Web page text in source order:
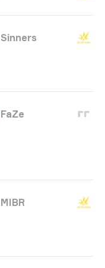
Sinners
FaZe
MIBR